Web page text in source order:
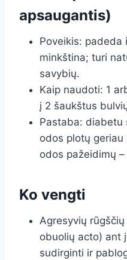
apsaugantis)
Poveikis: padeda
minkština; turi
savybių.
Kaip naudoti: 1
į 2 šaukštus
Pastaba: diabetu
odos plotų
odos pažeidimų
Ko vengti
Agresyvių
obuolių acto) ant
sudirginti ir